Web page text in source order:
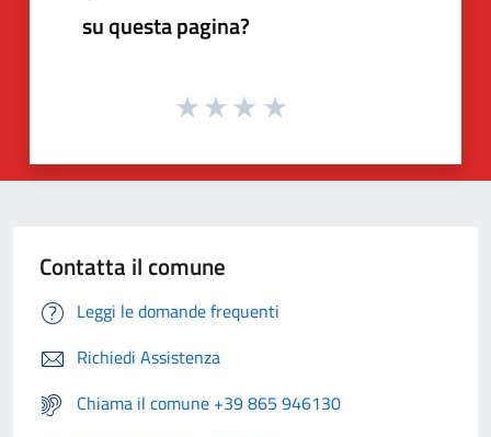
su questa pagina?
Contatta il comune
Leggi le domande frequenti
Richiedi Assistenza
Chiama il comune +39 865 946130